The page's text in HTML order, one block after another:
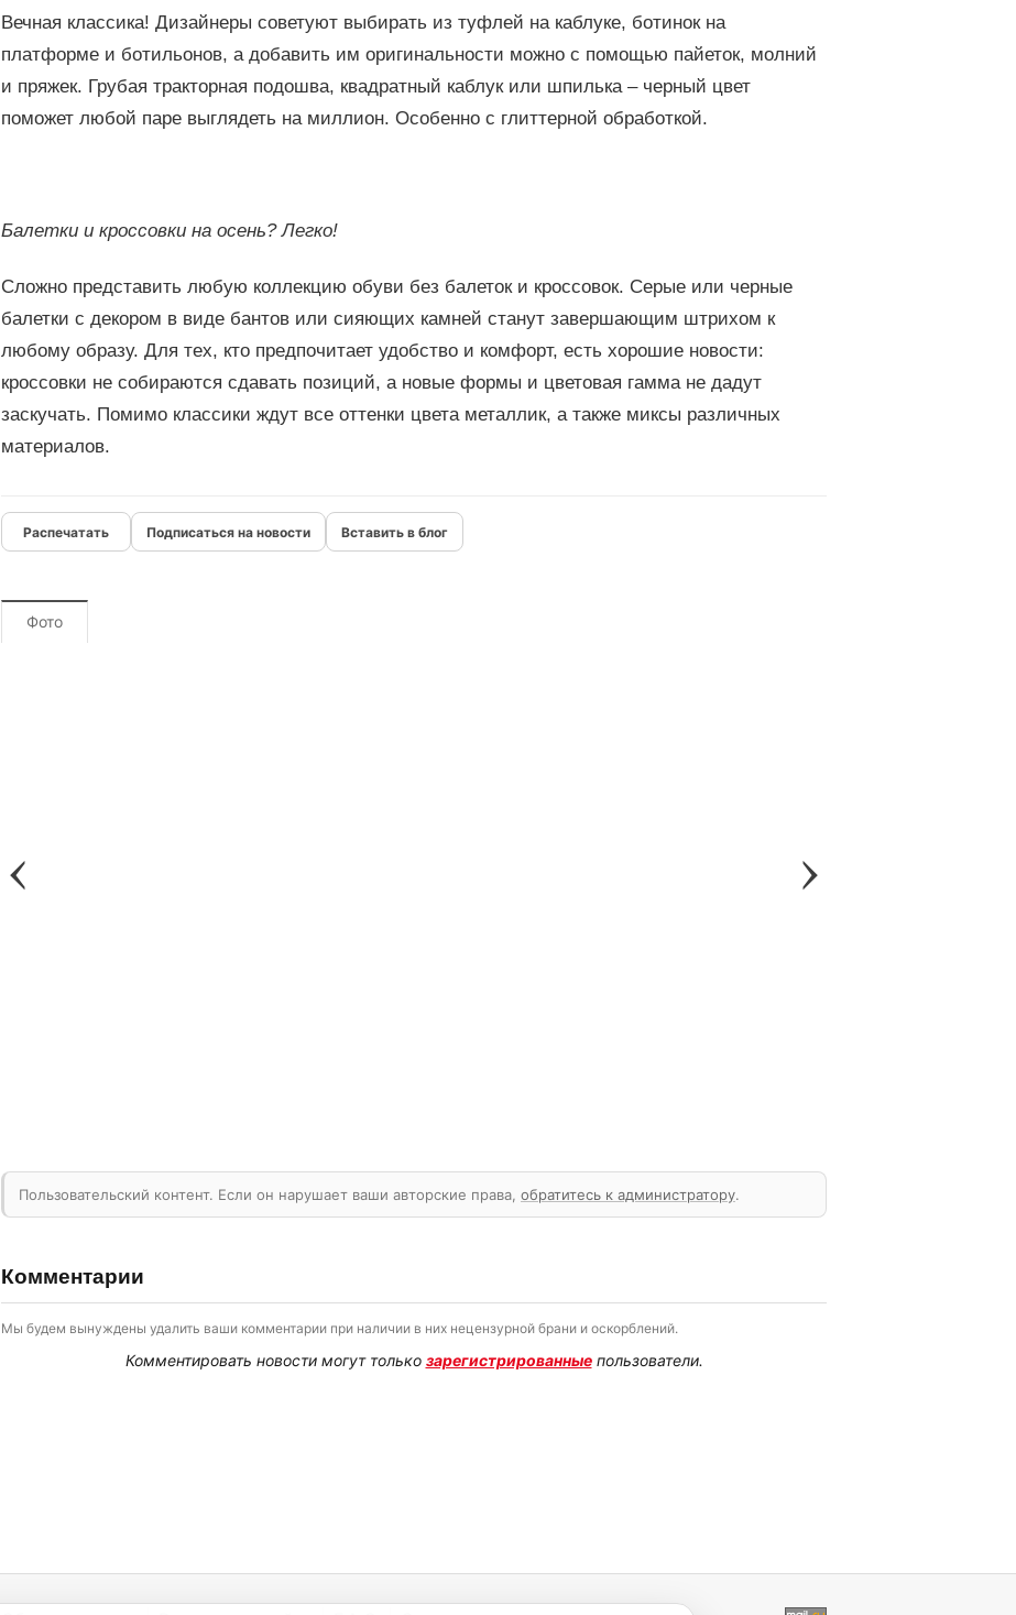
Вечная классика! Дизайнеры советуют выбирать из туфлей на каблуке, ботинок на
платформе и ботильонов, а добавить им оригинальности можно с помощью пайеток, молний
и пряжек. Грубая тракторная подошва, квадратный каблук или шпилька – черный цвет
поможет любой паре выглядеть на миллион. Особенно с глиттерной обработкой.
Балетки и кроссовки на осень? Легко!
Сложно представить любую коллекцию обуви без балеток и кроссовок. Серые или черные
балетки с декором в виде бантов или сияющих камней станут завершающим штрихом к
любому образу. Для тех, кто предпочитает удобство и комфорт, есть хорошие новости:
кроссовки не собираются сдавать позиций, а новые формы и цветовая гамма не дадут
заскучать. Помимо классики ждут все оттенки цвета металлик, а также миксы различных
материалов.
Подписаться на новости Вставить в блог
Фото
Пользовательский контент. Если он нарушает ваши авторские права, обратитесь к администратору.
Комментарии
Мы будем вынуждены удалить ваши комментарии при наличии в них нецензурной брани и оскорблений.
Комментировать новости могут только зарегистрированныепользователи.